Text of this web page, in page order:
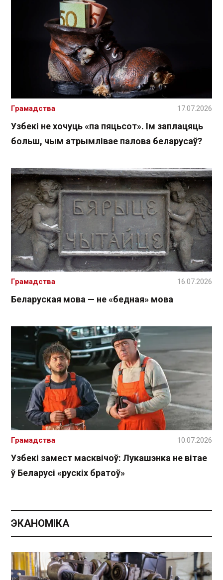
Узбекі не хочуць «па пяцьсот». Ім заплацяць
больш, чым атрымлівае палова беларусаў?
Грамадства 17.07.2026
Беларуская мова — не «бедная» мова
Грамадства 16.07.2026
Узбекі замест масквічоў: Лукашэнка не вітае
ў Беларусі «рускіх братоў»
Грамадства 10.07.2026
ЭКАНОМІКА